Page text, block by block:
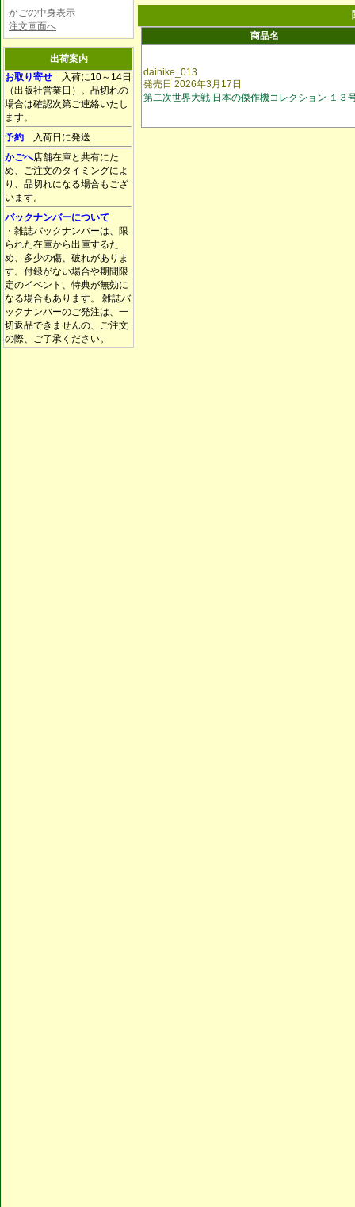
かごの中身表示
注文画面へ
出荷案内
お取り寄せ 入荷に10～14日
（出版社営業日）。品切れの
場合は確認次第ご連絡いたし
ます。
予約 入荷日に発送
かごへ店舗在庫と共有にた
め、ご注文のタイミングによ
り、品切れになる場合もござ
います。
バックナンバーについて
・雑誌バックナンバーは、限
られた在庫から出庫するた
め、多少の傷、破れがありま
す。付録がない場合や期間限
定のイベント、特典が無効に
なる場合もあります。 雑誌バ
ックナンバーのご発注は、一
切返品できませんの、ご注文
の際、ご了承ください。
商品名
dainike_013
発売日 2026年3月17日
第二次世界大戦 日本の傑作機コレクション １３